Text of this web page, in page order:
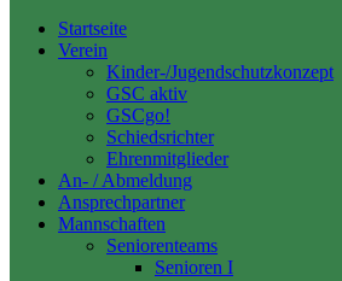
Startseite
Verein
Kinder-/Jugendschutzkonzept
GSC aktiv
GSCgo!
Schiedsrichter
Ehrenmitglieder
An- / Abmeldung
Ansprechpartner
Mannschaften
Seniorenteams
Senioren I